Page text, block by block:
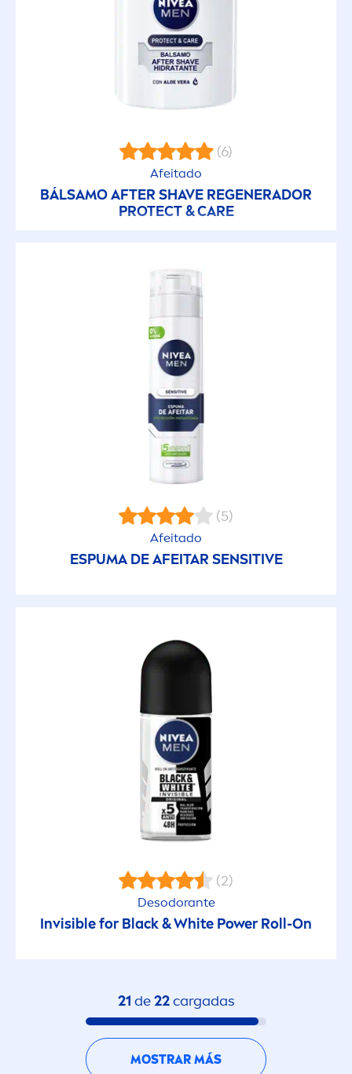
(6)
Afeitado
BÁLSAMO AFTER SHAVE REGENERADOR
PROTECT&CARE
(5)
Afeitado
ESPUMA DE AFEITAR SENSITIVE
(2)
Desodorante
Invisible for Black&White Power Roll-On
21 de22cargadas
MOSTRAR MÁS